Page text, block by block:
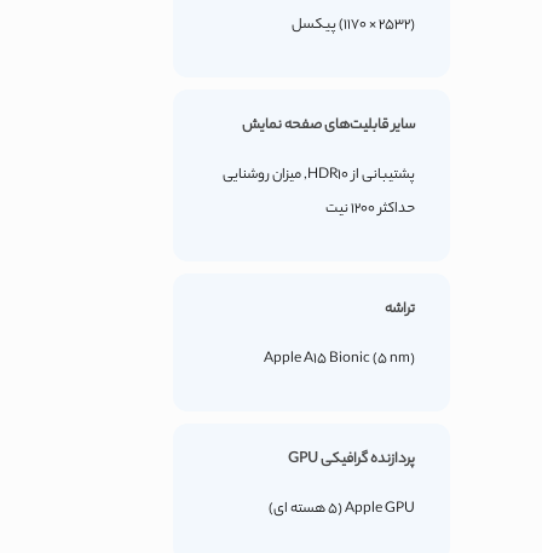
سایر قابلیت‌های صفحه نمایش
پشتیبانی از HDR10, میزان روشنایی
حداکثر 1200 نیت
تراشه
Apple A15 Bionic (5 nm)
پردازنده گرافیکی GPU
Apple GPU (5 هسته ای)